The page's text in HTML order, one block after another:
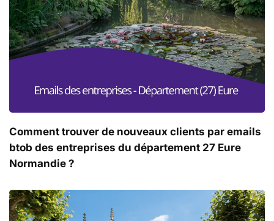
Comment trouver de nouveaux clients par emails
btob des entreprises du département 27 Eure
Normandie ?